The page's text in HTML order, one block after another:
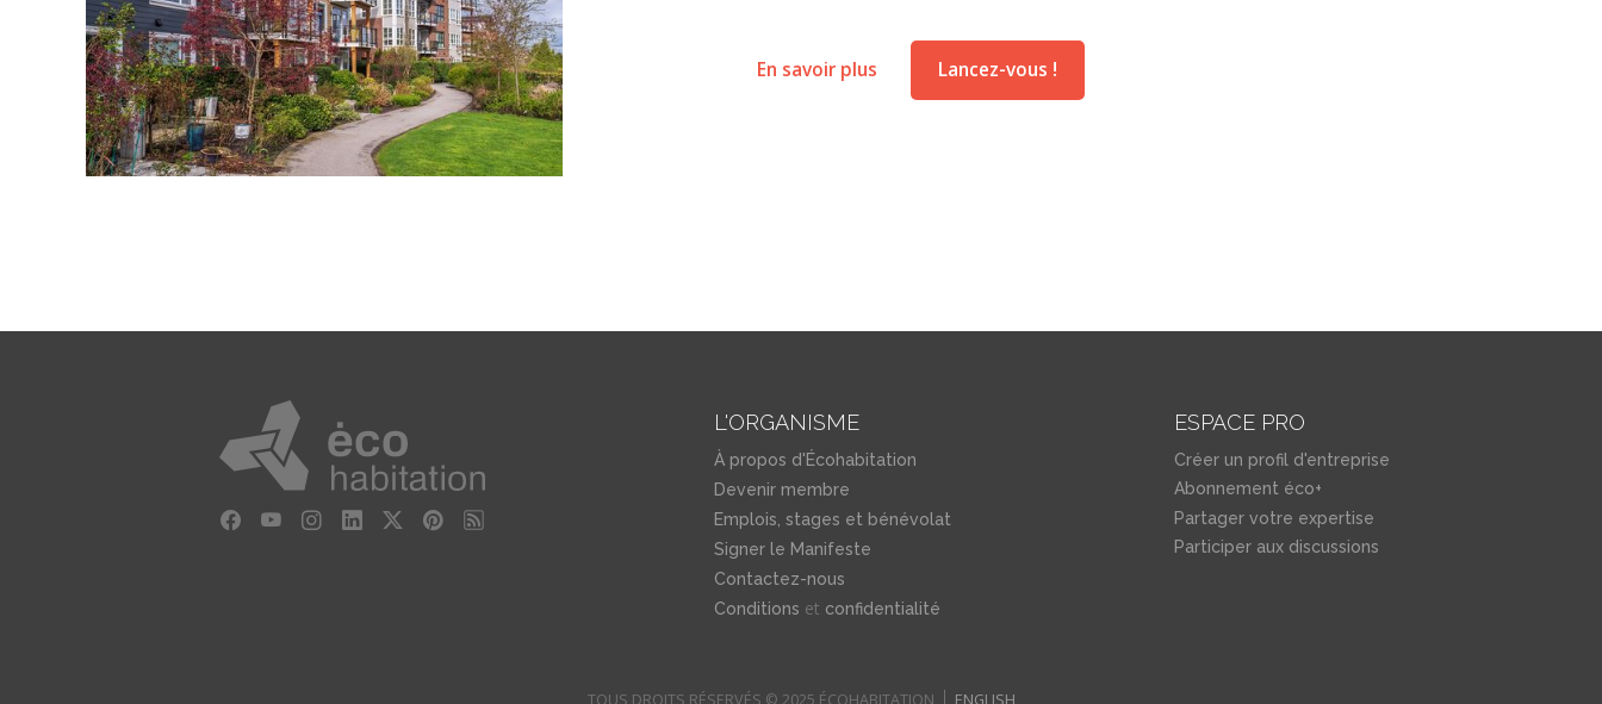
En savoir plus Lancez-vous !
L'ORGANISME
À propos d'Écohabitation
Devenir membre
Emplois, stages et bénévolat
Signer le Manifeste
Contactez-nous
Conditions et confidentialité
ESPACE PRO
Créer un profil d'entreprise
Abonnement éco+
Partager votre expertise
Participer aux discussions